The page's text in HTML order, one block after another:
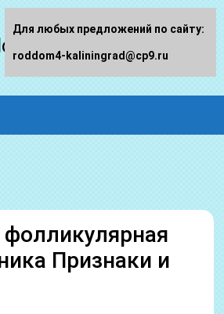
kaliningrad.ru
фолликулярная
Признаки и
Для любых предложений по сайту:
roddom4-kaliningrad@cp9.ru